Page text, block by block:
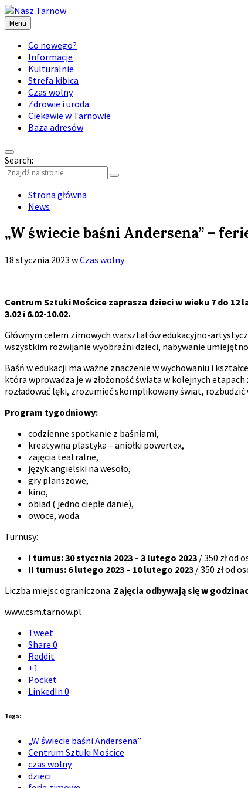
Menu
Co nowego?
Informacje
Kulturalnie
Strefa kibica
Czas wolny
Zdrowie i uroda
Ciekawie w Tarnowie
Baza adresów
Search:
Strona główna
News
„W świecie baśni Andersena” –
18 stycznia 2023 wCzas wolny
Centrum Sztuki Mościce zaprasza dzieci w wieku 7 do
3.02 i 6.02-10.02.
Głównym celem zimowych warsztatów edukacyjno-
wszystkim rozwijanie wyobraźni dzieci, nabywanie
Baśń w edukacji ma ważne znaczenie w wychowaniu i
która wprowadza je w złożoność świata w kolejnych
rozładować lęki, zrozumieć skomplikowany świat,
Program tygodniowy:
codzienne spotkanie z baśniami,
kreatywna plastyka – aniołki powertex,
zajęcia teatralne,
język angielski na wesoło,
gry planszowe,
kino,
obiad ( jedno ciepłe danie),
owoce, woda.
Turnusy:
I turnus: 30 stycznia 2023 – 3 lutego 2023 / 350 zł od
II turnus: 6 lutego 2023 – 10 lutego 2023 / 350 zł od
Liczba miejsc ograniczona. Zajęcia odbywają się w
www.csm.tarnow.pl
Tweet
Share 0
Reddit
+1
Pocket
LinkedIn 0
Tags:
„W świecie baśni Andersena”
Centrum Sztuki Mościce
czas wolny
dzieci